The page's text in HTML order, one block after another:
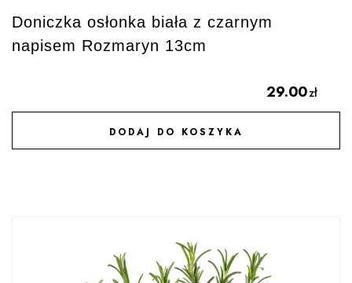
Doniczka osłonka biała z czarnym
napisem Rozmaryn 13cm
29.00zł
DODAJ DO KOSZYKA
DODAJ DO ULUBIONYCH